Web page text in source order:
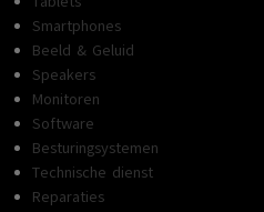
Smartphones
Beeld & Geluid
Speakers
Monitoren
Software
Besturingsystemen
Technische dienst
Reparaties